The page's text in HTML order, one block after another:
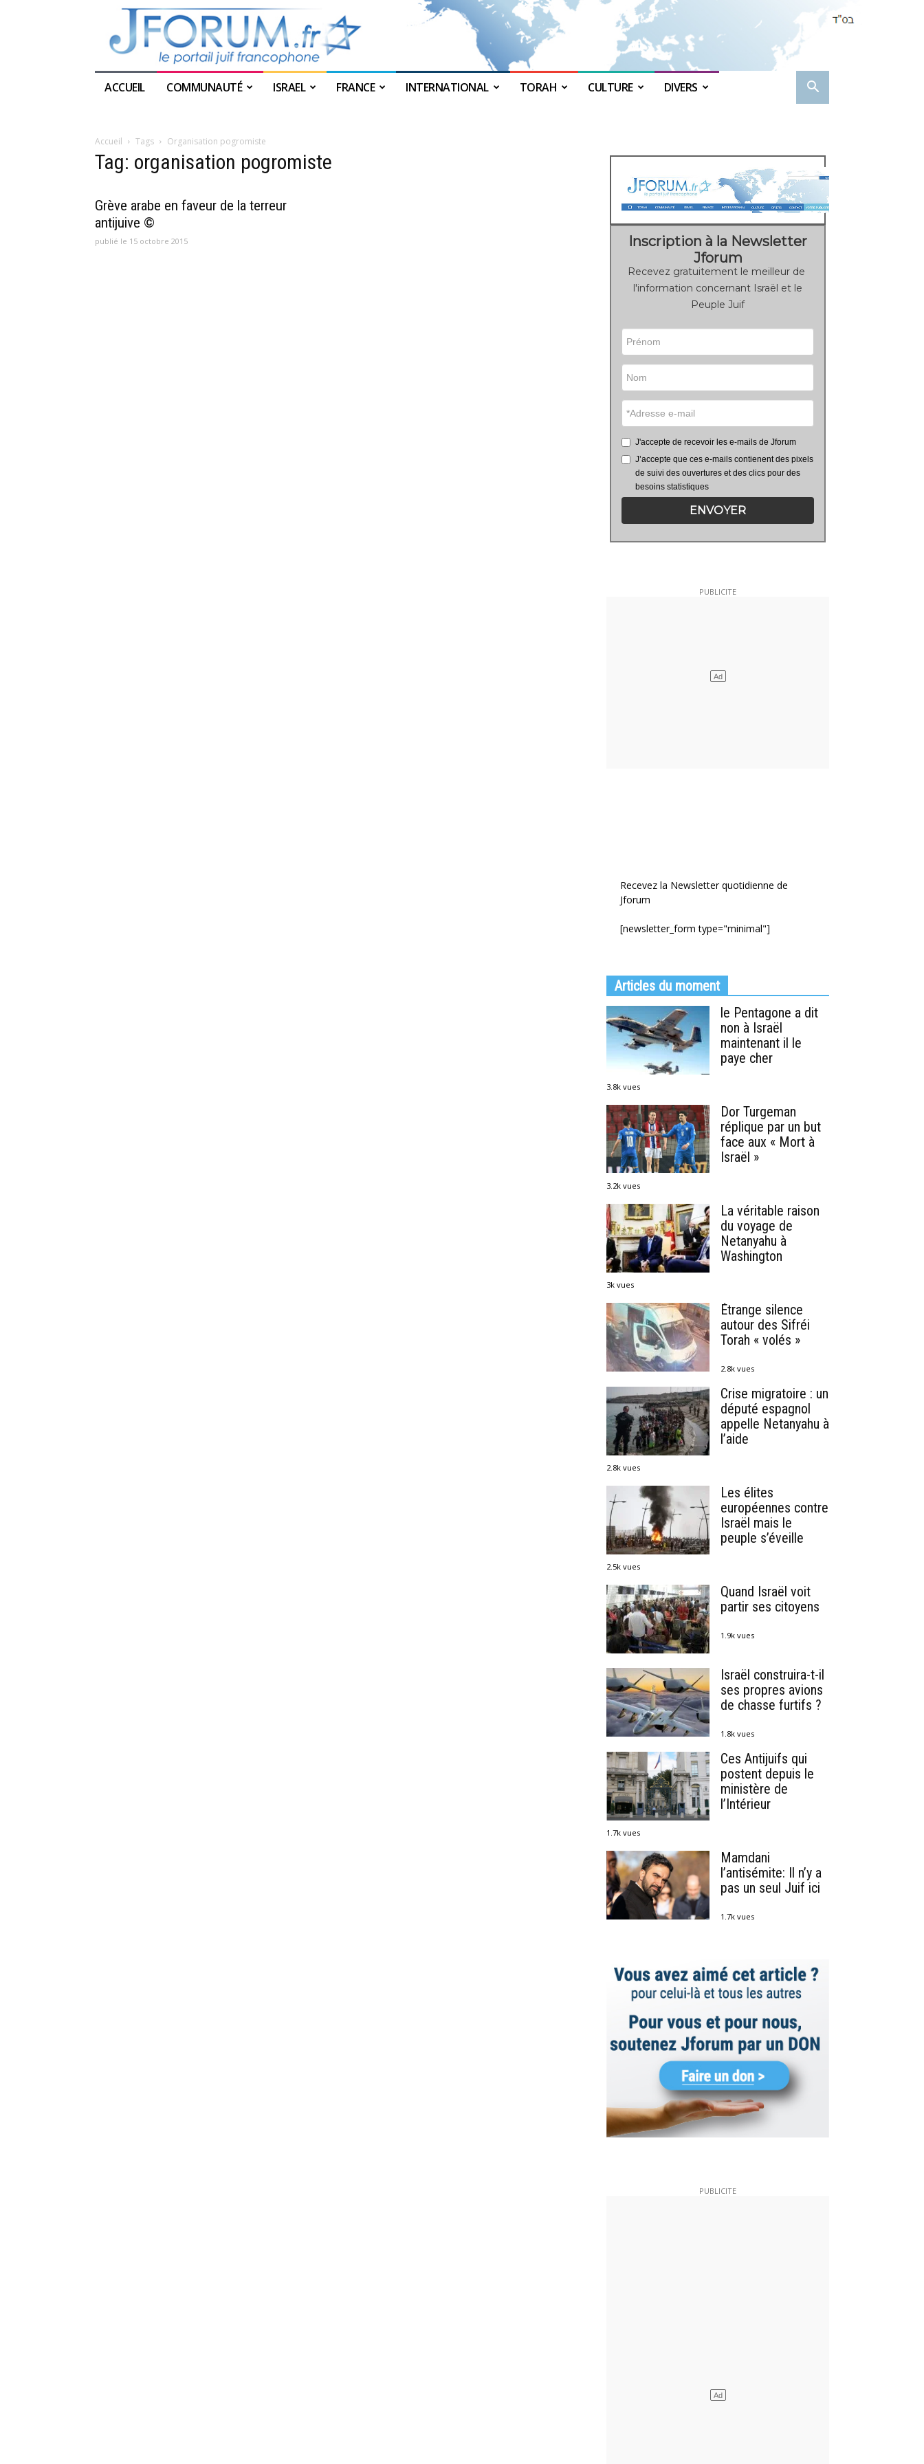
ACCUEIL COMMUNAUTÉ ISRAEL FRANCE INTERNATIONAL TORAH CULTURE DIVERS
Accueil Tags Organisation pogromiste
Tag: organisation pogromiste
Grève arabe en faveur de la terreur
antijuive ©
publié le 15 octobre 2015
Inscription à la Newsletter
Jforum
Recevez gratuitement le meilleur de
l'information concernant Israël et le
Peuple Juif
J'accepte de recevoir les e-mails de Jforum
J’accepte que ces e-mails contienent des pixels
de suivi des ouvertures et des clics pour des
besoins statistiques
ENVOYER
Recevez la Newsletter quotidienne de
Jforum
[newsletter_form type="minimal"]
Articles du moment
le Pentagone a dit
non à Israël
maintenant il le
paye cher
3.8k vues
Dor Turgeman
réplique par un but
face aux « Mort à
Israël »
3.2k vues
La véritable raison
du voyage de
Netanyahu à
Washington
3k vues
Étrange silence
autour des Sifréi
Torah « volés »
2.8k vues
Crise migratoire : un
député espagnol
appelle Netanyahu à
l’aide
2.8k vues
Les élites
européennes contre
Israël mais le
peuple s’éveille
2.5k vues
Quand Israël voit
partir ses citoyens
1.9k vues
Israël construira-t-il
ses propres avions
de chasse furtifs ?
1.8k vues
Ces Antijuifs qui
postent depuis le
ministère de
l’Intérieur
1.7k vues
Mamdani
l’antisémite: Il n’y a
pas un seul Juif ici
1.7k vues